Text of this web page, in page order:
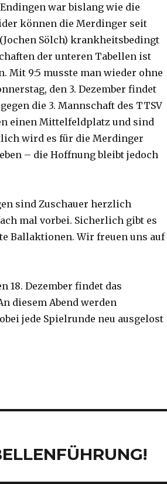
war bislang wie die
können die Merdinger seit
Sölch) krankheitsbedingt
der unteren Tabellen ist
Mit 9:5 musste man wieder ohne
den 3. Dezember findet
die 3. Mannschaft des TTSV
einen Mittelfeldplatz und sind
wird es für die Merdinger
– die Hoffnung bleibt jedoch
sind Zuschauer herzlich
mal vorbei. Sicherlich gibt es
Ballaktionen. Wir freuen uns auf
18. Dezember findet das
diesem Abend werden
jede Spielrunde neu ausgelost